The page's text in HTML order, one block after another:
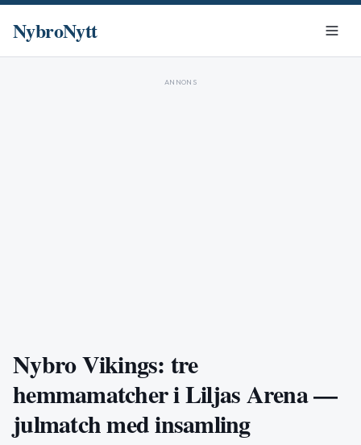
NybroNytt
ANNONS
Nybro Vikings: tre
hemmamatcher i Liljas Arena —
julmatch med insamling